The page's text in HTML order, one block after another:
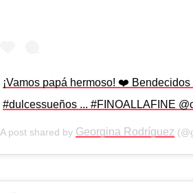
¡Vamos papá hermoso! ❤️ Bendecidos
#dulcessueños ... #FINOALLAFINE
A post shared by Georgina Rodríguez